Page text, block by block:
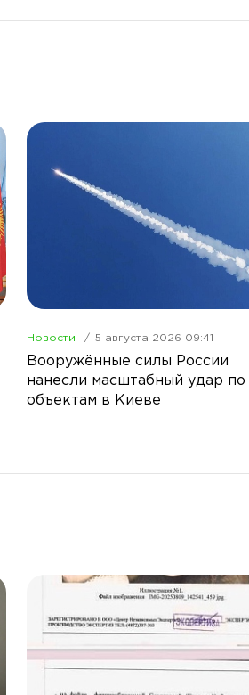
Новости 5 августа 2026 09:41
Вооружённые силы России
нанесли масштабный удар по
объектам в Киеве